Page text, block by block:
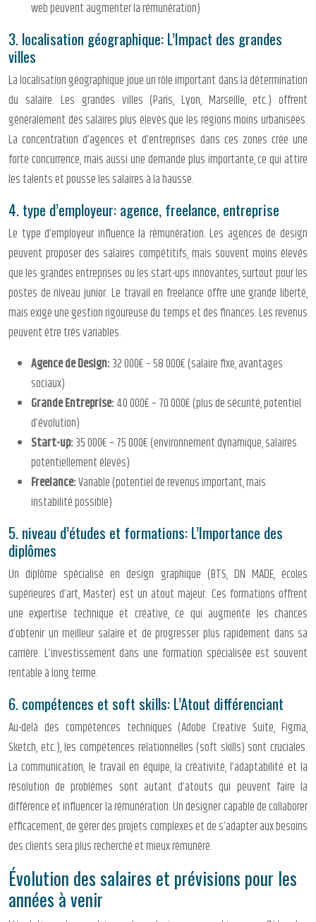
web peuvent augmenter la rémunération)
3. localisation géographique: L’Impact des grandes
villes
La localisation géographique joue un rôle important dans la détermination
du salaire. Les grandes villes (Paris, Lyon, Marseille, etc.) offrent
généralement des salaires plus élevés que les régions moins urbanisées.
La concentration d’agences et d’entreprises dans ces zones crée une
forte concurrence, mais aussi une demande plus importante, ce qui attire
les talents et pousse les salaires à la hausse.
4. type d’employeur: agence, freelance, entreprise
Le type d’employeur influence la rémunération. Les agences de design
peuvent proposer des salaires compétitifs, mais souvent moins élevés
que les grandes entreprises ou les start-ups innovantes, surtout pour les
postes de niveau junior. Le travail en freelance offre une grande liberté,
mais exige une gestion rigoureuse du temps et des finances. Les revenus
peuvent être très variables.
Agence de Design:32 000€ – 58 000€ (salaire fixe, avantages
sociaux)
Grande Entreprise:40 000€ – 70 000€ (plus de sécurité, potentiel
d’évolution)
Start-up:35 000€ – 75 000€ (environnement dynamique, salaires
potentiellement élevés)
Freelance:Variable (potentiel de revenus important, mais
instabilité possible)
5. niveau d’études et formations: L’Importance des
diplômes
Un diplôme spécialisé en design graphique (BTS, DN MADE, écoles
supérieures d’art, Master) est un atout majeur. Ces formations offrent
une expertise technique et créative, ce qui augmente les chances
d’obtenir un meilleur salaire et de progresser plus rapidement dans sa
carrière. L’investissement dans une formation spécialisée est souvent
rentable à long terme.
6. compétences et soft skills: L’Atout différenciant
Au-delà des compétences techniques (Adobe Creative Suite, Figma,
Sketch, etc.), les compétences relationnelles (soft skills) sont cruciales.
La communication, le travail en équipe, la créativité, l’adaptabilité et la
résolution de problèmes sont autant d’atouts qui peuvent faire la
différence et influencer la rémunération. Un designer capable de collaborer
efficacement, de gérer des projets complexes et de s’adapter aux besoins
des clients sera plus recherché et mieux rémunéré.
Évolution des salaires et prévisions pour les
années à venir